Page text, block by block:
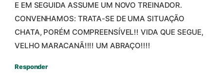
E EM SEGUIDA ASSUME UM NOVO TREINADOR.
CONVENHAMOS: TRATA-SE DE UMA SITUAÇÃO
CHATA, PORÉM COMPREENSÍVEL!! VIDA QUE SEGUE,
VELHO MARACANÃ!!!! UM ABRAÇO!!!!
Responder